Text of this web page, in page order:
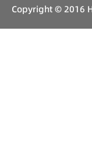
Copyright © 2016